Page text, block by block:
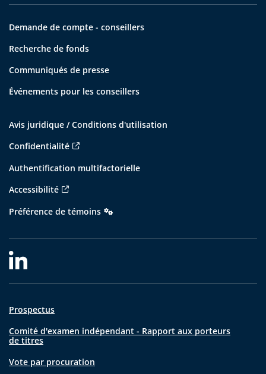
Demande de compte - conseillers
Recherche de fonds
Communiqués de presse
Événements pour les conseillers
Avis juridique / Conditions d'utilisation
Confidentialité
Authentification multifactorielle
Accessibilité
Préférence de témoins
Prospectus
Comité d'examen indépendant - Rapport aux porteurs
de titres
Vote par procuration